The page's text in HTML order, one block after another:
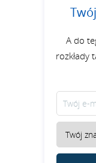
A do
rozkłady